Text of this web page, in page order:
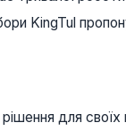
KingTul
для